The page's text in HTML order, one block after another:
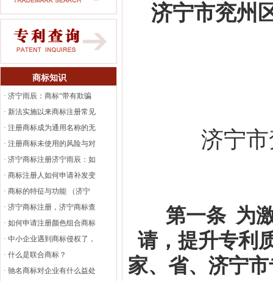
商标知识
· 济宁雨辰：商标“带有欺骗
· 新法实施以来商标注册常见
· 注册商标成为通用名称的无
· 注册商标未使用的风险与对
· 济宁商标注册济宁雨辰：如
· 商标注册人如何申请补发变
· 商标的特征与功能 （济宁
· 济宁商标注册，济宁商标查
· 如何申请注册颜色组合商标
· 中小企业遇到商标侵权了，
· 什么是联合商标？
· 驰名商标对企业有什么益处
济宁市兖州
济宁
第一条 为
请，提升专利
家、省、济宁